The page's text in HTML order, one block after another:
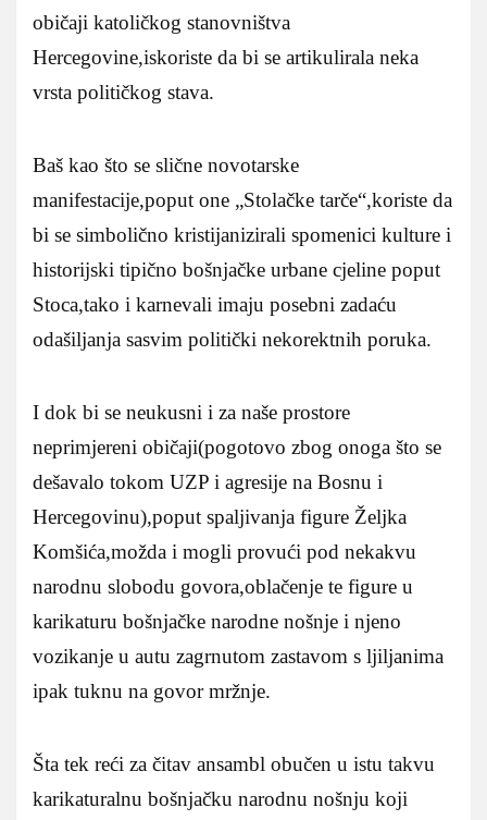
običaji katoličkog stanovništva
Hercegovine,iskoriste da bi se artikulirala neka
vrsta političkog stava.
Baš kao što se slične novotarske
manifestacije,poput one „Stolačke tarče“,koriste da
bi se simbolično kristijanizirali spomenici kulture i
historijski tipično bošnjačke urbane cjeline poput
Stoca,tako i karnevali imaju posebni zadaću
odašiljanja sasvim politički nekorektnih poruka.
I dok bi se neukusni i za naše prostore
neprimjereni običaji(pogotovo zbog onoga što se
dešavalo tokom UZP i agresije na Bosnu i
Hercegovinu),poput spaljivanja figure Željka
Komšića,možda i mogli provući pod nekakvu
narodnu slobodu govora,oblačenje te figure u
karikaturu bošnjačke narodne nošnje i njeno
vozikanje u autu zagrnutom zastavom s ljiljanima
ipak tuknu na govor mržnje.
Šta tek reći za čitav ansambl obučen u istu takvu
karikaturalnu bošnjačku narodnu nošnju koji